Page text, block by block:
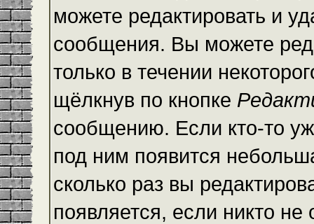
можете редактировать и
сообщения. Вы можете
только в течении
щёлкнув по кнопке
сообщению. Если кто-то
под ним появится
сколько раз вы
появляется, если никто